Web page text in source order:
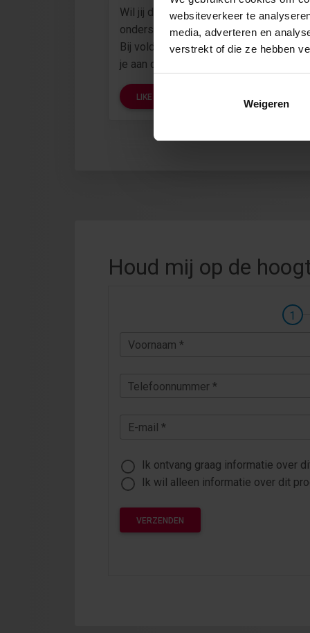
websiteverkeer te
media, adverteren en
verstrekt of die ze hebben
Weigeren
Wil jij dat we op dit thema aanbod
onderstaande knop om je interesse te
Bij voldoende interesse gaan we zo
je aan de slag!
LIKE
Houd mij op de
Voornaam *
Telefoonnummer *
E-mail *
Ik ontvang graag
VERZENDEN